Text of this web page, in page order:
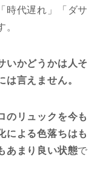
時代遅れ」「ダサ
。
いかどうかは人そ
言えません。
のリュックを今も
による色落ちはも
あまり良い状態で